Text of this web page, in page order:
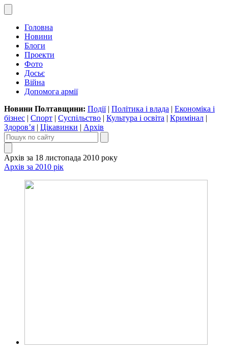
Головна
Новини
Блоги
Проекти
Фото
Досьє
Війна
Допомога армії
Новини Полтавщини: Події| Політика і влада | Економіка і
бізнес | Спорт | Суспільство | Культура і освіта | Кримінал |
Здоров’я | Цікавинки | Архів
Архів за 18 листопада 2010 року
Архів за 2010 рік